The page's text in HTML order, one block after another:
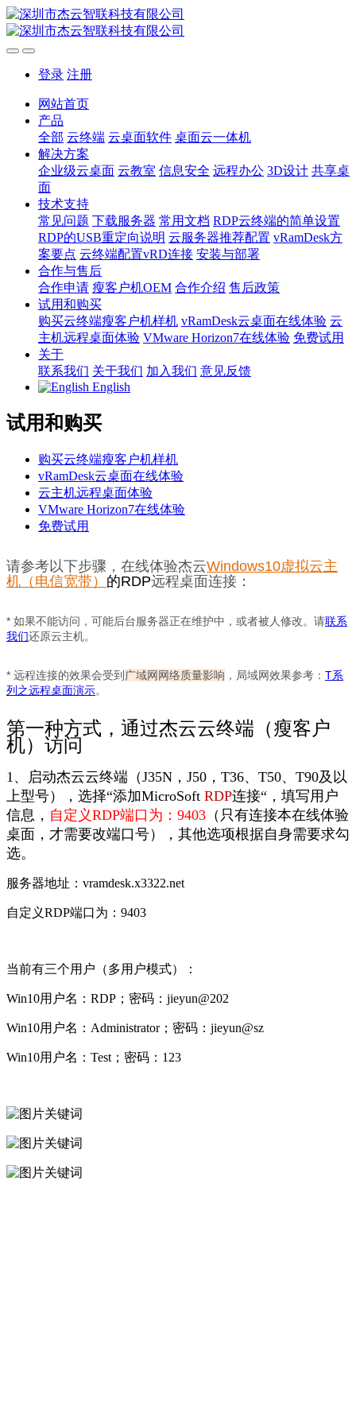
登录 注册
网站首页
产品
全部 云终端 云桌面软件 桌面云一体机
解决方案
企业级云桌面 云教室 信息安全 远程办公 3D设计 共享桌
面
技术支持
常见问题 下载服务器 常用文档 RDP云终端的简单设置
RDP的USB重定向说明 云服务器推荐配置 vRamDesk方
案要点 云终端配置vRD连接 安装与部署
合作与售后
合作申请 瘦客户机OEM 合作介绍 售后政策
试用和购买
购买云终端瘦客户机样机 vRamDesk云桌面在线体验 云
主机远程桌面体验 VMware Horizon7在线体验 免费试用
关于
联系我们 关于我们 加入我们 意见反馈
English
试用和购买
购买云终端瘦客户机样机
vRamDesk云桌面在线体验
云主机远程桌面体验
VMware Horizon7在线体验
免费试用
请参考以下步骤，在线体验杰云Windows10虚拟云主
机（电信宽带） 的RDP远程桌面连接：
* 如果不能访问，可能后台服务器正在维护中，或者被人修改。请联系
我们还原云主机。
* 远程连接的效果会受到 广域网网络质量影响 ，局域网效果参考： T系
列之远程桌面演示。
第一种方式，通过杰云云终端（瘦客户
机）访问
1、启动杰云云终端（J35N，J50，T36、T50、T90及以
上型号），选择“添加MicroSoft RDP连接“，填写用户
信息， 自定义RDP端口为：9403 （只有连接本在线体验
桌面，才需要改端口号），其他选项根据自身需要求勾
选。
服务器地址：vramdesk.x3322.net
自定义RDP端口为：9403
当前有三个用户（多用户模式）：
Win10用户名：RDP； 密码：jieyun@202
Win10用户名：Administrator； 密码：jieyun@sz
Win10用户名：Test； 密码：123